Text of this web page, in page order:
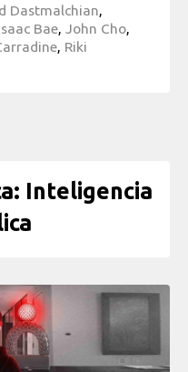
Dastmalchian
Bae John Cho
Riki
Inteligencia